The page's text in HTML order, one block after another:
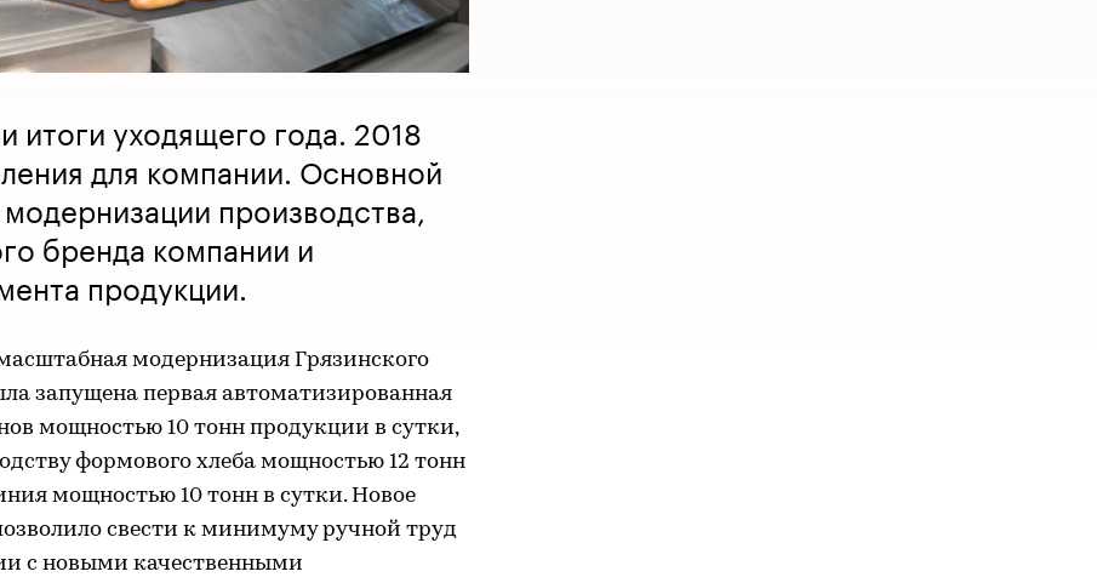
уходящего года. 2018
для компании. Основной
производства,
бренда компании и
продукции.
модернизация Грязинского
запущена первая автоматизированная
мощностью 10 тонн продукции в сутки,
формового хлеба мощностью 12 тонн
мощностью 10 тонн в сутки. Новое
свести к минимуму ручной труд
с новыми качественными